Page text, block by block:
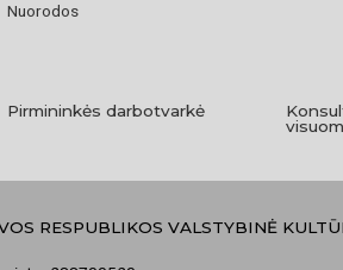
Nuorodos
Pirmininkės darbotvarkė
RESPUBLIKOS VALSTYBINĖ